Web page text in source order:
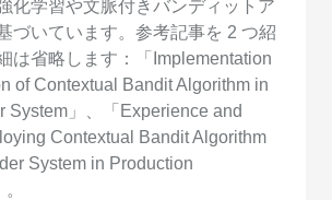
化学習や文脈付きバンディットア
づいています。参考記事を 2 つ紹
は省略します：「Implementation
of Contextual Bandit Algorithm in
System」、「Experience and
Contextual Bandit Algorithm
System in Production